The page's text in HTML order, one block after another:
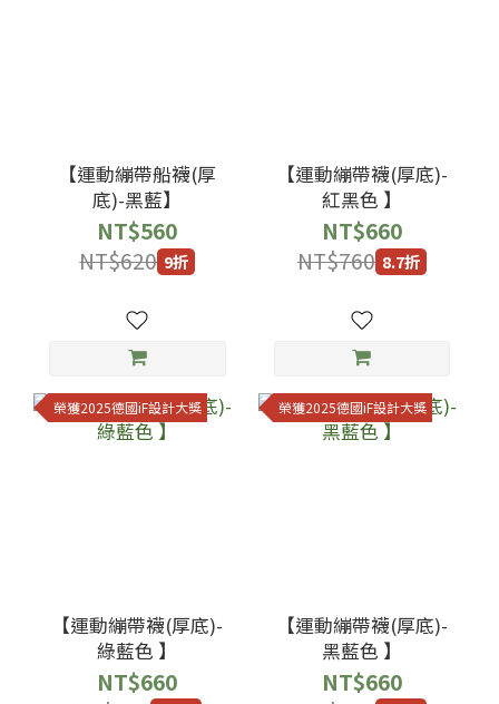
【運動繃帶船襪(厚
底)-黑藍】
NT$560
NT$620 9折
【運動繃帶襪(厚底)-
紅黑色 】
NT$660
NT$760 8.7折
榮獲2025德國iF設計大獎
【運動繃帶襪(厚底)-
綠藍色 】
NT$660
榮獲2025德國iF設計大獎
【運動繃帶襪(厚底)-
黑藍色 】
NT$660